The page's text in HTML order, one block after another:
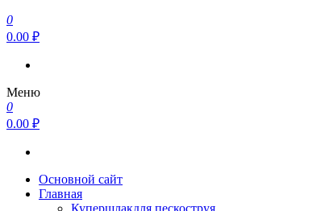
0
0.00 ₽
Меню
0
0.00 ₽
Основной сайт
Главная
Купершлакдля пескоструя